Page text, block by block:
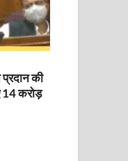
की
14 करोड़